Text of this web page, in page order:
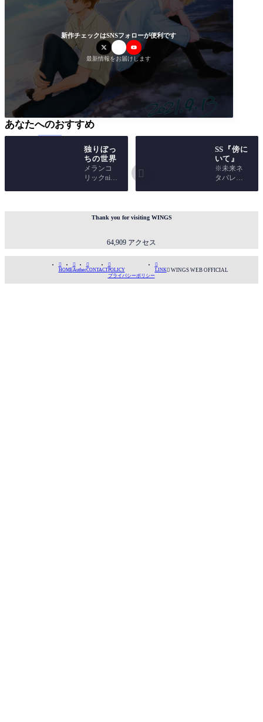
新作チェックはSNSフォローが便利です
最新情報をお届けします
あなたへのおすすめ
独りぼっ
ちの世界
メランコ
リックnigh
で、いつ
ていた。
されたい
のに、愛
SS『傍に
いて』
※未来ネ
タバレ注
が嫌いな

Thank you for visiting WINGS
64,909 アクセス

HOME

Auther

CONTACT

POLICY
プライバシーポリシー

LINK WINGS WEB OFFICIAL